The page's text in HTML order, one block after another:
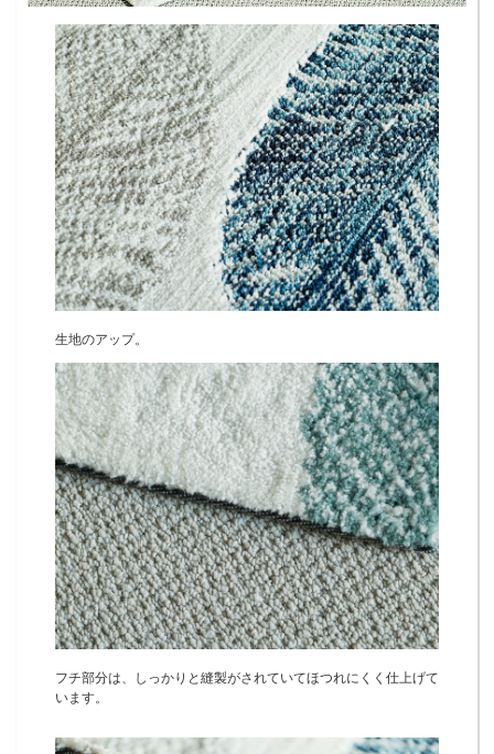
生地のアップ。
フチ部分は、しっかりと縫製がされていてほつれにくく仕上げて
います。